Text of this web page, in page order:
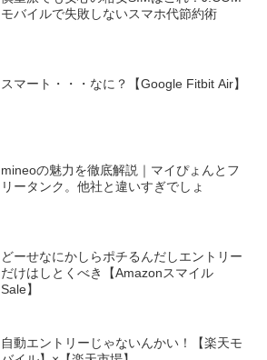
モバイルで失敗しないスマホ代節約術
スマート・・・なに？【Google Fitbit Air】
mineoの魅力を徹底解説｜マイぴょんとフ
リータンク。他社と違いすぎでしょ
どーせなにかしらポチるんだしエントリー
だけはしとくべき【Amazonスマイル
Sale】
自動エントリーじゃないんかい！【楽天モ